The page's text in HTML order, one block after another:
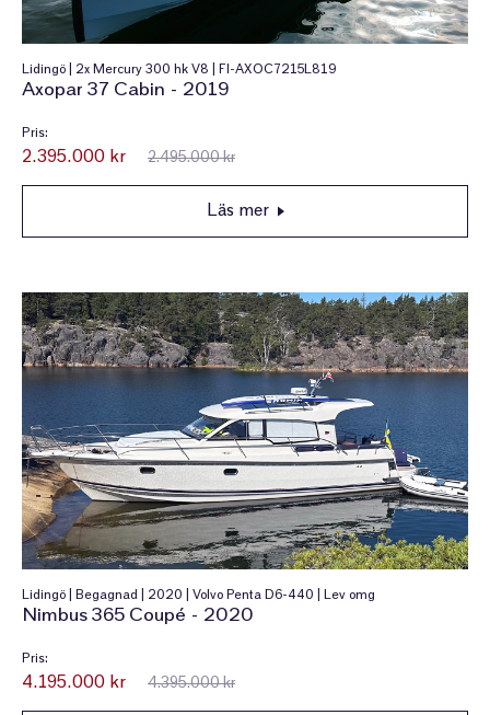
Lidingö | 2x Mercury 300 hk V8 | FI-AXOC7215L819
Axopar 37 Cabin - 2019
Pris:
2.395.000 kr 2.495.000 kr
Läs mer
Lidingö | Begagnad | 2020 | Volvo Penta D6-440 | Lev omg
Nimbus 365 Coupé - 2020
Pris:
4.195.000 kr 4.395.000 kr